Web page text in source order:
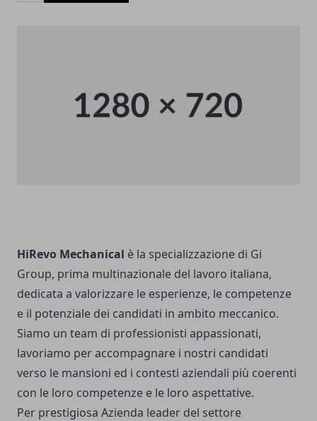
HiRevo Mechanical è la specializzazione di Gi
Group, prima multinazionale del lavoro italiana,
dedicata a valorizzare le esperienze, le competenze
e il potenziale dei candidati in ambito meccanico.
Siamo un team di professionisti appassionati,
lavoriamo per accompagnare i nostri candidati
verso le mansioni ed i contesti aziendali più coerenti
con le loro competenze e le loro aspettative.
Per prestigiosa Azienda leader del settore